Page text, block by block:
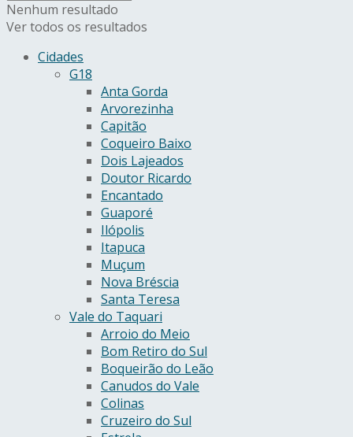
Nenhum resultado
Ver todos os resultados
Cidades
G18
Anta Gorda
Arvorezinha
Capitão
Coqueiro Baixo
Dois Lajeados
Doutor Ricardo
Encantado
Guaporé
Ilópolis
Itapuca
Muçum
Nova Bréscia
Santa Teresa
Vale do Taquari
Arroio do Meio
Bom Retiro do Sul
Boqueirão do Leão
Canudos do Vale
Colinas
Cruzeiro do Sul